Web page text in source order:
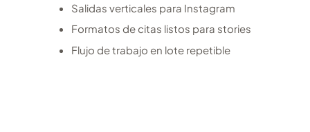
Salidas verticales para Instagram
Formatos de citas listos para stories
Flujo de trabajo en lote repetible